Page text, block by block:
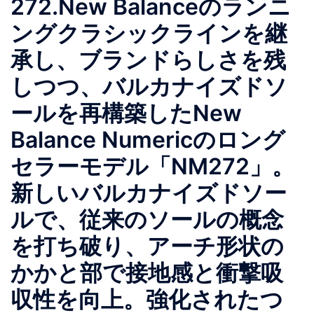
272.New Balanceのランニ
ングクラシックラインを継
承し、ブランドらしさを残
しつつ、バルカナイズドソ
ールを再構築したNew
Balance Numericのロング
セラーモデル「NM272」。
新しいバルカナイズドソー
ルで、従来のソールの概念
を打ち破り、アーチ形状の
かかと部で接地感と衝撃吸
収性を向上。強化されたつ